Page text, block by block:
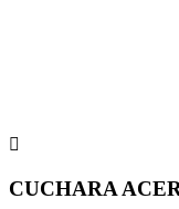

CUCHARA